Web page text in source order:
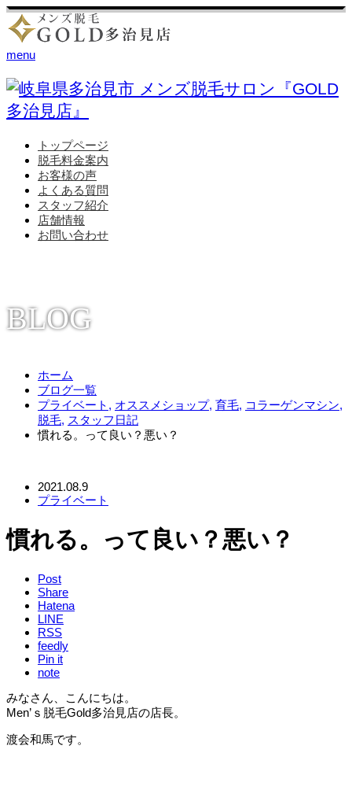
menu
トップページ
脱毛料金案内
お客様の声
よくある質問
スタッフ紹介
店舗情報
お問い合わせ
BLOG
ホーム
ブログ一覧
プライベート , オススメショップ, 育毛, コラーゲンマシン,
脱毛, スタッフ日記
慣れる。って良い？悪い？
2021.08.9
プライベート
慣れる。って良い？悪い？
Post
Share
Hatena
LINE
RSS
feedly
Pin it
note
みなさん、こんにちは。
Men’ｓ脱毛Gold多治見店の店長。
渡会和馬です。